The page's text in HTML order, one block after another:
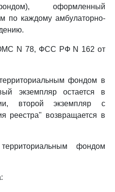
оформленный
по каждому амбулаторно-
N 78, ФСС РФ N 162 от
фондом в
экземпляр остается в
второй экземпляр с
реестра" возвращается в
фондом